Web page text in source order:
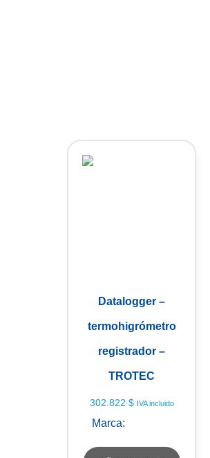
Datalogger –
termohigrómetro
registrador –
TROTEC
302.822 $ IVA incluido
Marca: